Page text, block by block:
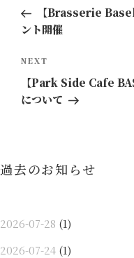
ナ
ビ
ゲ
ー
シ
Post【Brasserie
ント開催
Next
Post
NEXT
【Park Side Cafe
について
過去のお知らせ
2026-07-28 (1)
2026-07-24 (1)